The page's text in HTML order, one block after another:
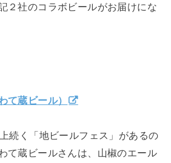
２社のコラボビールがお届けにな
て蔵ビール）
続く「地ビールフェス」があるの
て蔵ビールさんは、山椒のエール